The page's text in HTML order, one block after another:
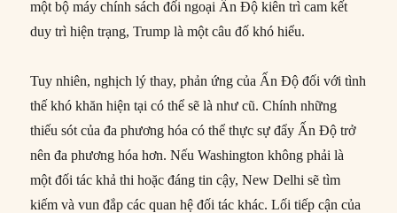
một bộ máy chính sách đối ngoại Ấn Độ kiên trì cam kết
duy trì hiện trạng, Trump là một câu đố khó hiểu.
Tuy nhiên, nghịch lý thay, phản ứng của Ấn Độ đối với tình
thế khó khăn hiện tại có thể sẽ là như cũ. Chính những
thiếu sót của đa phương hóa có thể thực sự đẩy Ấn Độ trở
nên đa phương hóa hơn. Nếu Washington không phải là
một đối tác khả thi hoặc đáng tin cậy, New Delhi sẽ tìm
kiếm và vun đắp các quan hệ đối tác khác. Lối tiếp cận của